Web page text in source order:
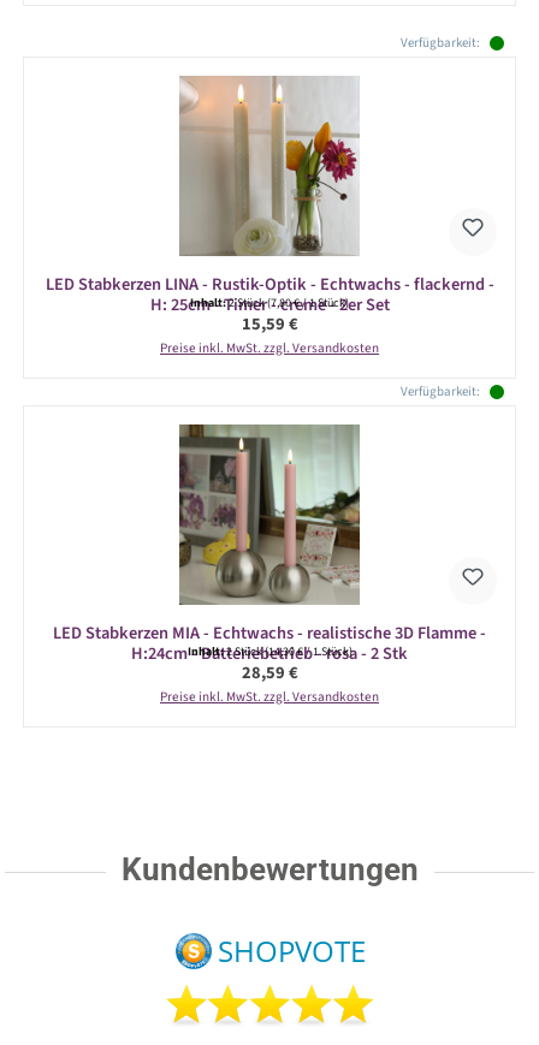
Verfügbarkeit:
LED Stabkerzen LINA - Rustik-Optik - Echtwachs - flackernd -
H: 25cm - Timer - creme - 2er Set
Inhalt:2 Stück(7,80 € / 1 Stück)
Regulärer Preis:
15,59 €
Preise inkl. MwSt. zzgl. Versandkosten
Verfügbarkeit:
LED Stabkerzen MIA - Echtwachs - realistische 3D Flamme -
H:24cm - Batteriebetrieb - rosa - 2 Stk
Inhalt:2 Stück(14,30 € / 1 Stück)
Regulärer Preis:
28,59 €
Preise inkl. MwSt. zzgl. Versandkosten
Kundenbewertungen